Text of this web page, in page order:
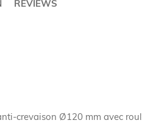
REVIEWS
crevaison Ø120 mm avec